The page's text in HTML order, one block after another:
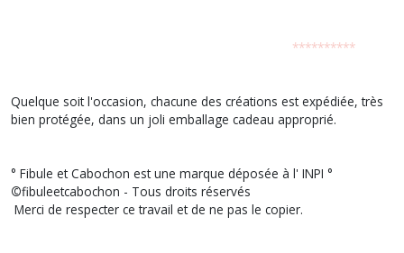
**********
Quelque soit l'occasion, chacune des créations est expédiée, très
bien protégée, dans un joli emballage cadeau approprié.
° Fibule et Cabochon est une marque déposée à l' INPI °
©fibuleetcabochon - Tous droits réservés
Merci de respecter ce travail et de ne pas le copier.